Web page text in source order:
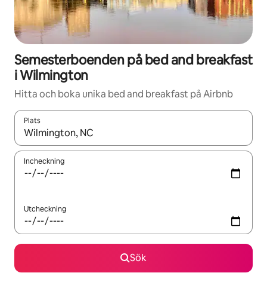
Semesterboenden på bed and breakfast
i Wilmington
Hitta och boka unika bed and breakfast på Airbnb
Plats
När resultaten är tillgängliga kan du navigera med upp- och
Incheckning
Utcheckning
Sök